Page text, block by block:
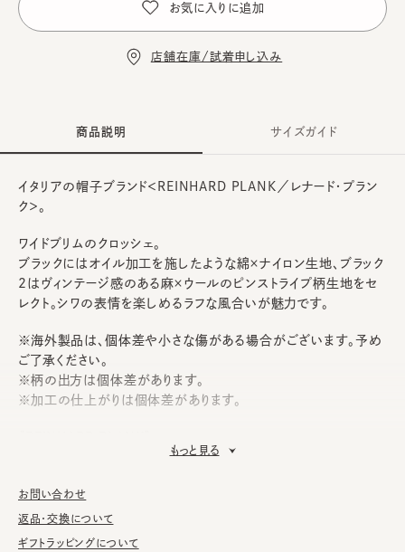
お気に入りに追加
店舗在庫/試着申し込み
商品説明
イタリアの帽子ブランド＜REINHARD PLANK／レナード・プラン
ク＞。
ワイドブリムのクロッシェ。
ブラックにはオイル加工を施したような綿×ナイロン生地、ブラック
2はヴィンテージ感のある麻×ウールのピンストライプ柄生地をセ
レクト。シワの表情を楽しめるラフな風合いが魅力です。
※海外製品は、個体差や小さな傷がある場合がございます。予め
ご了承ください。
※柄の出方は個体差があります。
※加工の仕上がりは個体差があります。
創業者レナード・プランクは、1970年アルプス山脈付近にある南
でデザインを学んだ後、2003年ウィーンにて帽子のリメイクをス
タート。2005年、ハットを中心にブランドをスタート。その後、より
適した環境を求めフィレンツェへ移動、本格的にコレクション活動
もっと見る
サイズガイド
お問い合わせ
返品・交換について
ギフトラッピングについて